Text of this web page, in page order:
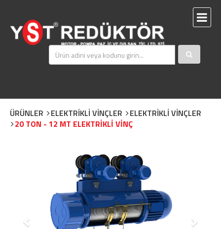
ÜRÜNLER ELEKTRİKLİ VİNÇLER
ELEKTRİKLİ VİNÇLER
20 TON - 12 MT ELEKTRİKLİ VİNÇ